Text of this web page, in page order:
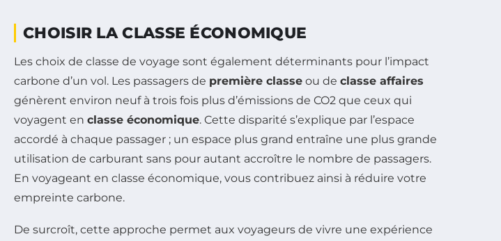
CHOISIR LA CLASSE ÉCONOMIQUE
Les choix de classe de voyage sont également déterminants pour l’impact
carbone d’un vol. Les passagers de première classe ou de classe affaires
génèrent environ neuf à trois fois plus d’émissions de CO2 que ceux qui
voyagent en classe économique. Cette disparité s’explique par l’espace
accordé à chaque passager ; un espace plus grand entraîne une plus grande
utilisation de carburant sans pour autant accroître le nombre de passagers.
En voyageant en classe économique, vous contribuez ainsi à réduire votre
empreinte carbone.
De surcroît, cette approche permet aux voyageurs de vivre une expérience